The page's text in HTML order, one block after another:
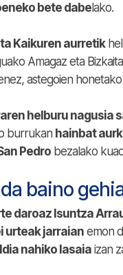
bete dabelako.
Kaikuren aurretik
Amagaz eta
astegoien
helburu nagusia
burrukan hainbat
Pedro bezalako
baino
daroaz Isuntza
urteak jarraianemon
nahiko lasaia izan